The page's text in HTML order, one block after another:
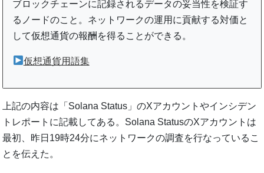
ブロックチェーンに記録されるデータの妥当性を検証す
るノードのこと。ネットワークの運用に貢献する対価と
して仮想通貨の報酬を得ることができる。
仮想通貨用語集
上記の内容は「Solana Status」のXアカウントやインシデン
トレポートに記載してある。Solana StatusのXアカウントは
最初、昨日19時24分にネットワークの調査を行なっているこ
とを伝えた。